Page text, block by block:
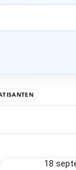
18